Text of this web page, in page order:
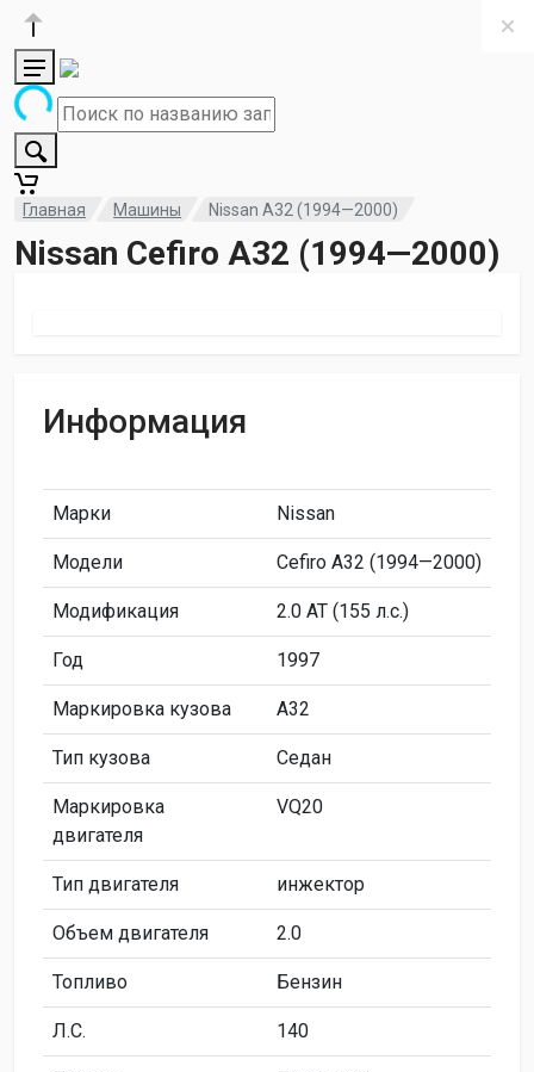
Главная Машины Nissan A32 (1994—2000)
Nissan Cefiro A32 (1994—2000)
Информация
Марки Nissan
Модели Cefiro A32 (1994—2000)
Модификация 2.0 AT (155 л.с.)
Год 1997
Маркировка кузова A32
Тип кузова Седан
Маркировка
двигателя
VQ20
Тип двигателя инжектор
Объем двигателя 2.0
Топливо Бензин
Л.C. 140